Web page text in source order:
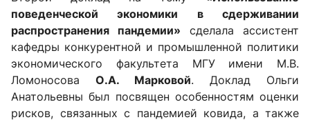
поведенческой экономики в сдерживании
распространения пандемии» сделала ассистент
кафедры конкурентной и промышленной политики
экономического факультета МГУ имени М.В.
Ломоносова О.А. Марковой. Доклад Ольги
Анатольевны был посвящен особенностям оценки
рисков, связанных с пандемией ковида, а также